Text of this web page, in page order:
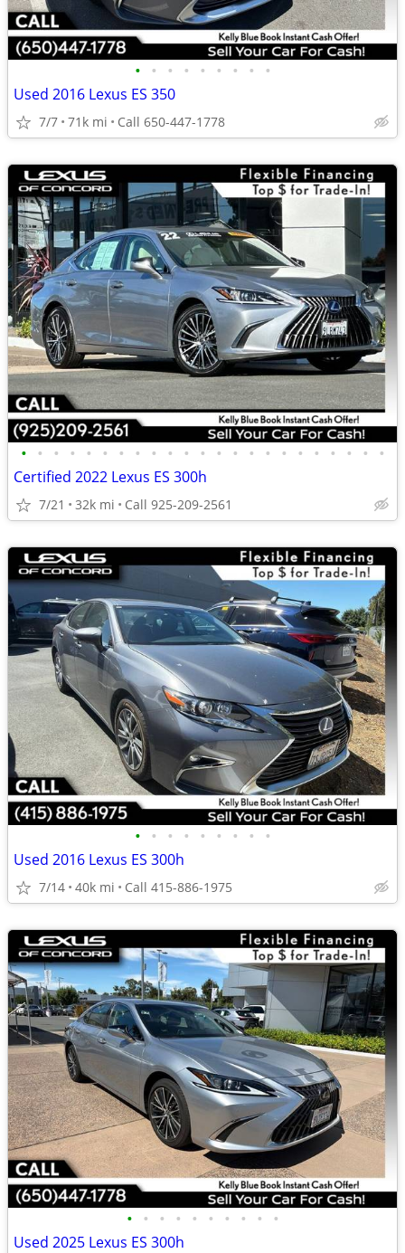
• • • • • • • • •
Used 2016 Lexus ES 350
7/7 71k mi Call 650-447-1778
• • • • • • • • • • • • • • • • • • • • • • •
Certified 2022 Lexus ES 300h
7/21 32k mi Call 925-209-2561
• • • • • • • • •
Used 2016 Lexus ES 300h
7/14 40k mi Call 415-886-1975
• • • • • • • • • •
Used 2025 Lexus ES 300h